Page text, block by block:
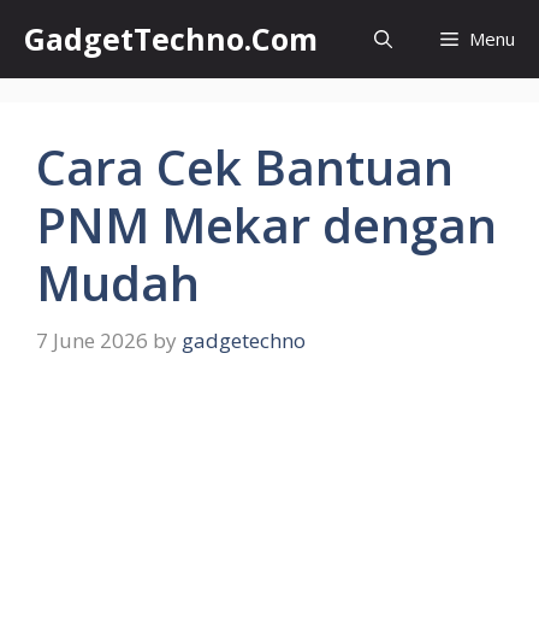
content
GadgetTechno.Com Menu
Cara Cek Bantuan
PNM Mekar dengan
Mudah
7 June 2026 by gadgetechno